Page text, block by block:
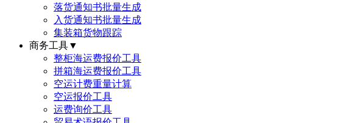
落货通知书批量生成
入货通知书批量生成
集装箱货物跟踪
商务工具▼
整柜海运费报价工具
拼箱海运费报价工具
空运计费重量计算
空运报价工具
运费询价工具